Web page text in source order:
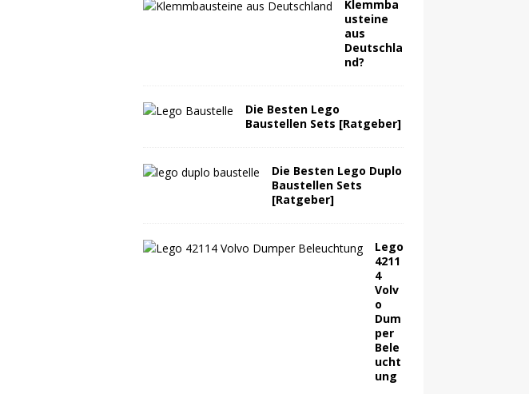
Klemmba
usteine
aus
Deutschla
nd?
Die Besten Lego
Baustellen Sets [Ratgeber]
Die Besten Lego Duplo
Baustellen Sets
[Ratgeber]
Lego
4211
4
Volv
o
Dum
per
Bele
ucht
ung